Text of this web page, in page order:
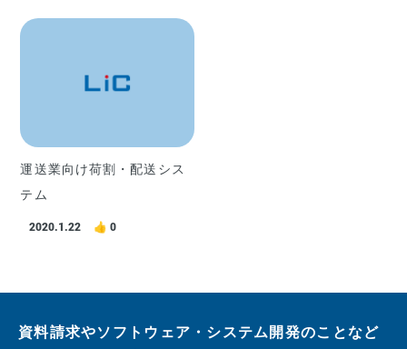
運送業向け荷割・配送シス
テム
2020.1.22 0
資料請求やソフトウェア・システム開発のことなど